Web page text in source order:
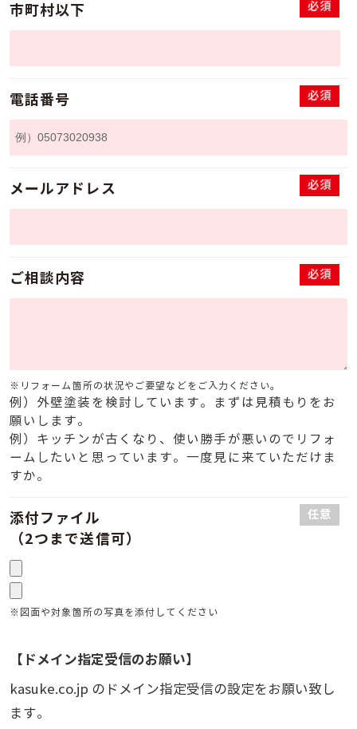
市町村以下 必須
電話番号 必須
メールアドレス 必須
ご相談内容 必須
※リフォーム箇所の状況やご要望などをご入力ください。
例）外壁塗装を検討しています。まずは見積もりをお
願いします。
例）キッチンが古くなり、使い勝手が悪いのでリフォ
ームしたいと思っています。一度見に来ていただけま
すか。
添付ファイル
（2つまで送信可）
任意
※図面や対象箇所の写真を添付してください
【ドメイン指定受信のお願い】
kasuke.co.jp のドメイン指定受信の設定をお願い致し
ます。